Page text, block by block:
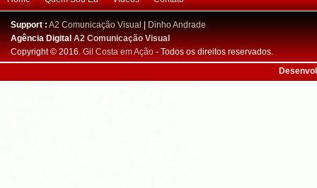
Support : A2 Comunicação Visual | Dinho Andrade
Agência DigitalA2 Comunicação Visual
Copyright © 2016. Gil Costa em Ação - Todos os direitos reservados.